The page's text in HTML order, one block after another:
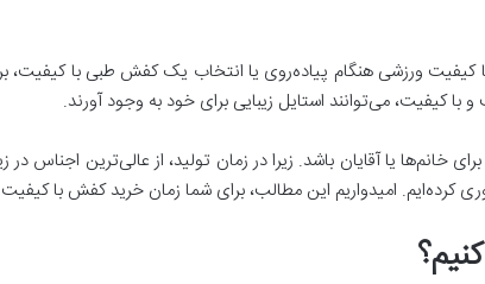
ورزشی هنگام پیاده‌روی یا انتخاب یک کفش طبی با کیفیت،
کیفیت، می‌توانند استایل زیبایی برای خود به وجود آورند.
خانم‌ها یا آقایان باشد. زیرا در زمان تولید، از عالی‌ترین اجناس در
کرده‌ایم. ‌امیدواریم این مطالب، برای شما زمان خرید کفش با